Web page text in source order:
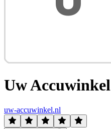
Uw Accuwinkel
uw-accuwinkel.nl